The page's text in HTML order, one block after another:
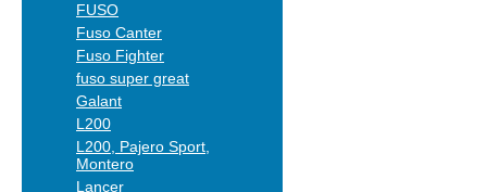
FUSO
Fuso Canter
Fuso Fighter
fuso super great
Galant
L200
L200, Pajero Sport,
Montero
Lancer